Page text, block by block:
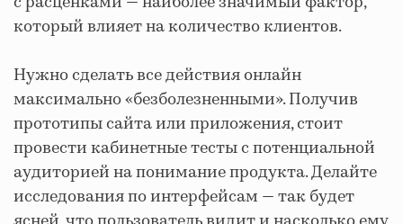
который влияет на количество клиентов.
Нужно сделать все действия онлайн
максимально «безболезненными». Получив
прототипы сайта или приложения, стоит
провести кабинетные тесты с потенциальной
аудиторией на понимание продукта. Делайте
исследования по интерфейсам — так будет